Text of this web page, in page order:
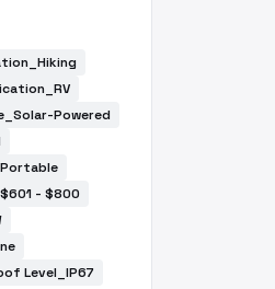
Powered
- $800
Level_IP67